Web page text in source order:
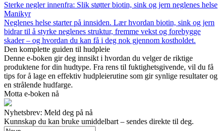
Sterke negler innenfra: Slik støtter biotin, sink og jern neglenes helse
Manikyr
Neglenes helse starter på innsiden. Lær hvordan biotin, sink og jern
bidrar til å styrke neglenes struktur, fremme vekst og forebygge
skader – og hvordan du kan få i deg nok gjennom kostholdet.
Den komplette guiden til hudpleie
Denne e-boken gir deg innsikt i hvordan du velger de riktige
produktene for din hudtype. Fra rens til fuktighetsgivende, vil du få
tips for å lage en effektiv hudpleierutine som gir synlige resultater og
en strålende hudfarge.
Motta e-boken nå
Nyhetsbrev: Meld deg på nå
Kunnskap du kan bruke umiddelbart – sendes direkte til deg.